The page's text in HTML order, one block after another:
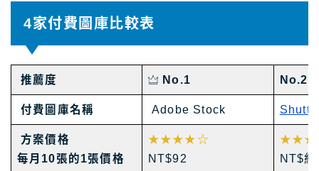
4家付費圖庫比較表
推薦度 No.1 No.2
付費圖庫名稱 Adobe Stock
方案價格
每月10張的1張價格
★★★★☆
NT$92
NT$